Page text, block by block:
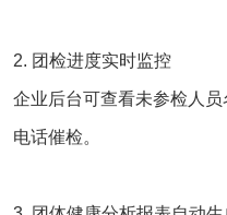
2. 团检进度实时监控
企业后台可查看未参检人
电话催检。